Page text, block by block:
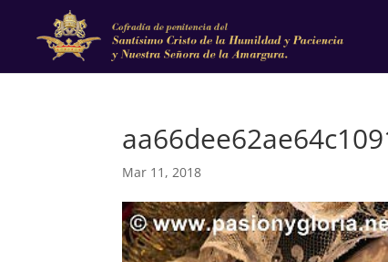
Mar 11, 2018